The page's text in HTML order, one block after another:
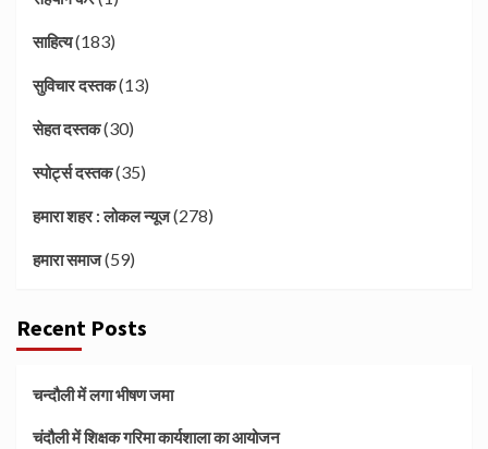
साहित्य(183)
सुविचार दस्तक(13)
सेहत दस्तक(30)
स्पोर्ट्स दस्तक(35)
हमारा शहर : लोकल न्यूज(278)
हमारा समाज(59)
Recent Posts
चन्दौली में लगा भीषण जमा
चंदौली में शिक्षक गरिमा कार्यशाला का आयोजन